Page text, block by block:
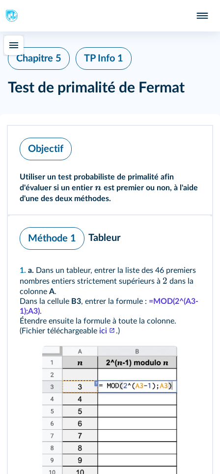
Chapitre 5 TP Info 1
Test de primalité de Fermat
Objectif
Utiliser un test probabiliste de primalité afin
d'évaluer si un entier n est premier ou non, à l'aide
d'une des deux méthodes.
Méthode 1 Tableur
1. a. Dans un tableur, entrer la liste des 46 premiers
nombres entiers strictement supérieurs à 2 dans la
colonne A.
Dans la cellule B3, entrer la formule : =MOD(2^(A3-
1);A3).
Étendre ensuite la formule à toute la colonne.
(Fichier téléchargeable ici .)